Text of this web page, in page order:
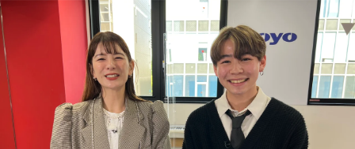
お知らせ
イベント・グッズ
YouTube
会社情報